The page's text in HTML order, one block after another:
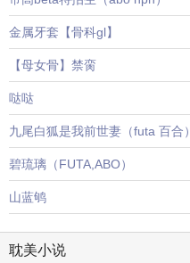
金属牙套【骨科gl】
【母女骨】禁脔
哒哒
九尾白狐是我前世妻（futa 百合）
碧琉璃（FUTA,ABO）
山蓝鸲
耽美小说